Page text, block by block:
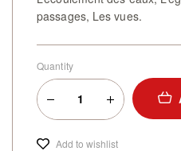
passages, Les vues.
Quantity
Add to wishlist